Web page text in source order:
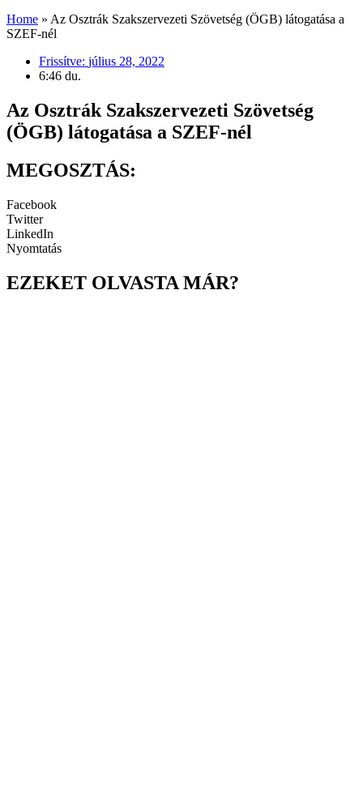
Home » Az Osztrák Szakszervezeti Szövetség (ÖGB) látogatása a
SZEF-nél
Frissítve: július 28, 2022
6:46 du.
Az Osztrák Szakszervezeti Szövetség
(ÖGB) látogatása a SZEF-nél
MEGOSZTÁS:
Facebook
Twitter
LinkedIn
Nyomtatás
EZEKET OLVASTA MÁR?